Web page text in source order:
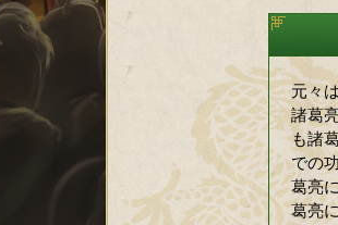
元々
諸葛
も諸
での
葛亮
葛亮